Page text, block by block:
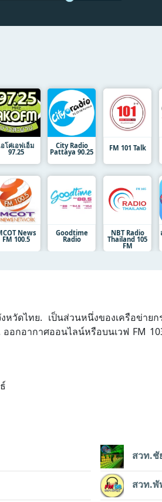
อโค่เอฟเอ็ม
97.25
City Radio
Pattaya 90.25 FM 101 Talk
News
FM 100.5
Goodtime
Radio
NBT Radio
Thailand 105
FM
วัดไทย. เป็นส่วนหนึ่งของเครือข่ายก
กอากาศออนไลน์หรือบนเวฟ FM
สวท.ชั
สวท.พั